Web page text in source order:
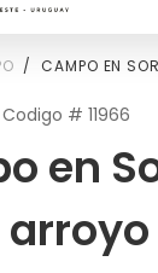
CAMPO EN
Codigo # 11966
en